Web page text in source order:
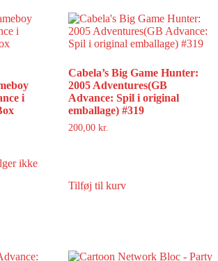
i
ikke
Cabela’s Big Game Hunter:
2005 Adventures(GB
Advance: Spil i original
emballage) #319
200,00 kr.
Tilføj til kurv